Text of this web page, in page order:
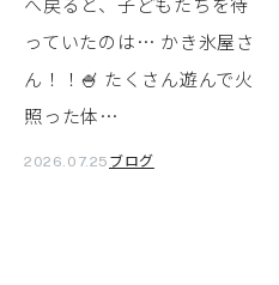
っていたのは… かき氷屋さ
ん！！🍧 たくさん遊んで火
照った体…
2026.07.25 ブログ